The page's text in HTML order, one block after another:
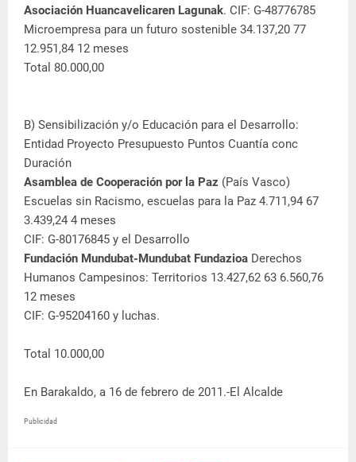
Asociación Huancavelicaren Lagunak. CIF: G-48776785
Microempresa para un futuro sostenible 34.137,20 77
12.951,84 12 meses
Total 80.000,00
B) Sensibilización y/o Educación para el Desarrollo:
Entidad Proyecto Presupuesto Puntos Cuantía conc
Duración
Asamblea de Cooperación por la Paz (País Vasco)
Escuelas sin Racismo, escuelas para la Paz 4.711,94 67
3.439,24 4 meses
CIF: G-80176845 y el Desarrollo
Fundación Mundubat-Mundubat Fundazioa Derechos
Humanos Campesinos: Territorios 13.427,62 63 6.560,76
12 meses
CIF: G-95204160 y luchas.
Total 10.000,00
En Barakaldo, a 16 de febrero de 2011.-El Alcalde
Publicidad